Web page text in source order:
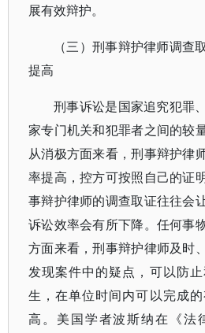
展有效辩护。
（三）刑事辩护律师调查
提高
刑事诉讼是国家追究犯罪
家专门机关和犯罪者之间的较
从消极方面来看，刑事辩护律
率提高，控方可按照自己的证
事辩护律师的调查取证往往会
诉讼效率会有所下降。任何事
方面来看，刑事辩护律师及时
发现案件中的疑点，可以防
生，在单位时间内可以完成
高。美国学者波斯纳在《法